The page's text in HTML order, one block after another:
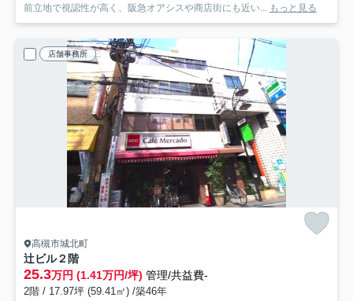
前立地で視認性が高く、阪急オアシスや商店街にも近い...
もっと見る
店舗事務所
高槻市城北町
辻ビル２階
25.3万円 (1.41万円/坪) 管理/共益費-
2階 / 17.97坪 (59.41㎡) /築46年